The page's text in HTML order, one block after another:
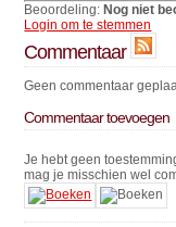
Beoordeling:Nog niet
Login om te stemmen
Commentaar
Geen commentaar
Commentaar toevoegen
Je hebt geen
mag je misschien wel